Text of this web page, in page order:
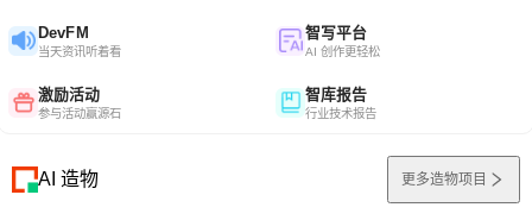
DevFM
当天资讯听着看
智写平台
AI 创作更轻松
激励活动
参与活动赢源石
智库报告
行业技术报告
AI 造物 更多造物项目